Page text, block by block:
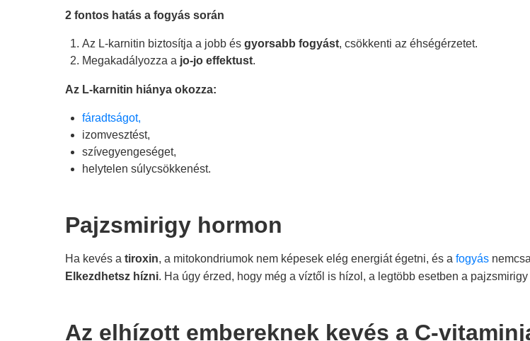
2 fontos hatás a fogyás során
Az L-karnitin biztosítja a jobb és gyorsabb fogyást, csökkenti az éhségérzetet.
Megakadályozza a jo-jo effektust.
Az L-karnitin hiánya okozza:
fáradtságot,
izomvesztést,
szívegyengeséget,
helytelen súlycsökkenést.
Pajzsmirigy hormon
Ha kevés a tiroxin, a mitokondriumok nem képesek elég energiát égetni, és a fogyás
Elkezdhetsz hízni. Ha úgy érzed, hogy még a víztől is hízol, a legtöbb esetben a
Az elhízott embereknek kevés a C-